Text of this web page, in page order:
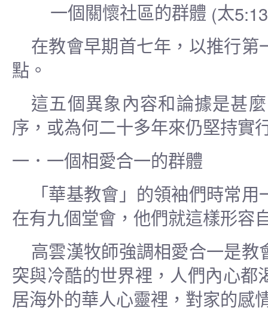
一個關懷社區的群體 (太
在教會早期首七年，以推行
點。
這五個異象內容和論據是甚
序，或為何二十多年來仍堅持實
一．一個相愛合一的群體
「華基教會」的領袖們時常
在有九個堂會，他們就這樣形容
高雲漢牧師強調相愛合一是
突與冷酷的世界裡，人們內心都
居海外的華人心靈裡，對家的感